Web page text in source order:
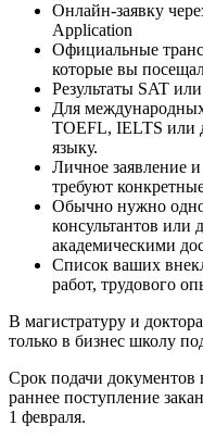
Онлайн-заявку
Application
Официальные
которые вы
Результаты SAT
Для
TOEFL, IELTS или
языку.
Личное заявление
требуют
Обычно нужно
консультантов
академическими
Список ваших
работ, трудового
В магистратуру и
только в бизнес школу
Срок подачи документов
раннее поступление
1 февраля.